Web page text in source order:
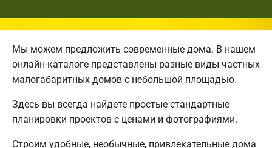
Мы можем предложить современные дома. В нашем
онлайн-каталоге представлены разные виды частных
малогабаритных домов с небольшой площадью.
Здесь вы всегда найдете простые стандартные
планировки проектов с ценами и фотографиями.
Строим удобные, необычные, привлекательные дома